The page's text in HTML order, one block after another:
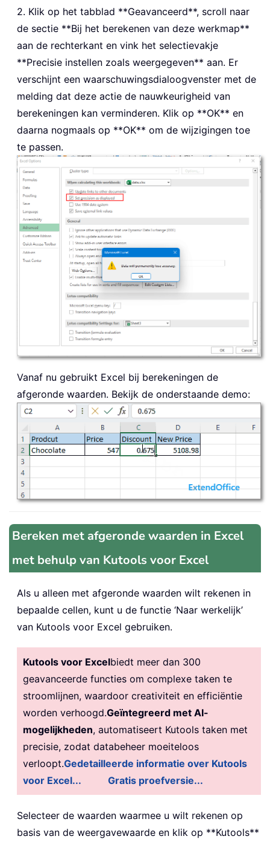
2. Klik op het tabblad **Geavanceerd**, scroll naar
de sectie **Bij het berekenen van deze werkmap**
aan de rechterkant en vink het selectievakje
**Precisie instellen zoals weergegeven** aan. Er
verschijnt een waarschuwingsdialoogvenster met de
melding dat deze actie de nauwkeurigheid van
berekeningen kan verminderen. Klik op **OK** en
daarna nogmaals op **OK** om de wijzigingen toe
te passen.
Vanaf nu gebruikt Excel bij berekeningen de
afgeronde waarden. Bekijk de onderstaande demo:
Bereken met afgeronde waarden in Excel
met behulp van Kutools voor Excel
Als u alleen met afgeronde waarden wilt rekenen in
bepaalde cellen, kunt u de functie ‘Naar werkelijk’
van Kutools voor Excel gebruiken.
Kutools voor Excelbiedt meer dan 300
geavanceerde functies om complexe taken te
stroomlijnen, waardoor creativiteit en efficiëntie
worden verhoogd.Geïntegreerd met AI-
mogelijkheden, automatiseert Kutools taken met
precisie, zodat databeheer moeiteloos
verloopt.Gedetailleerde informatie over Kutools
voor Excel...
Gratis proefversie...
Selecteer de waarden waarmee u wilt rekenen op
basis van de weergavewaarde en klik op **Kutools**